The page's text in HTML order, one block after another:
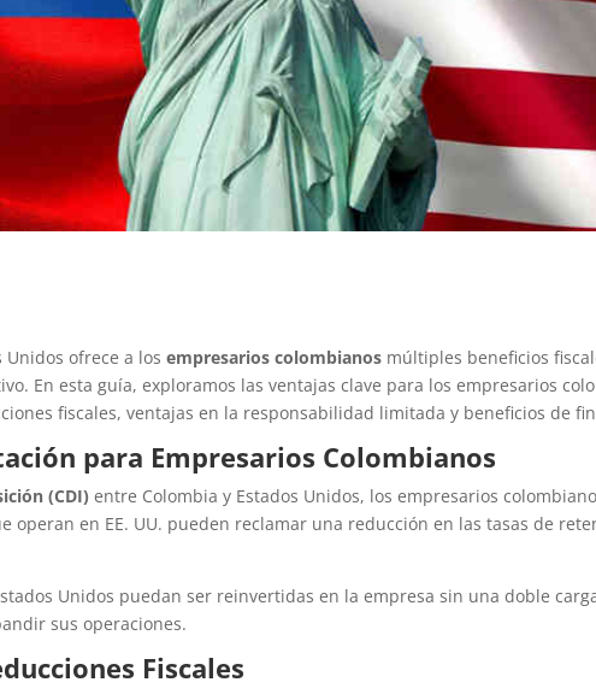
Unidos ofrece a losempresarios colombianos múltiples beneficios
En esta guía, exploramos las ventajas clave para los empresarios
fiscales, ventajas en la responsabilidad limitada y beneficios de
para Empresarios Colombianos
(CDI) entre Colombia y Estados Unidos, los empresarios
operan en EE. UU. pueden reclamar una reducción en las tasas de
Unidos puedan ser reinvertidas en la empresa sin una doble
sus operaciones.
Fiscales